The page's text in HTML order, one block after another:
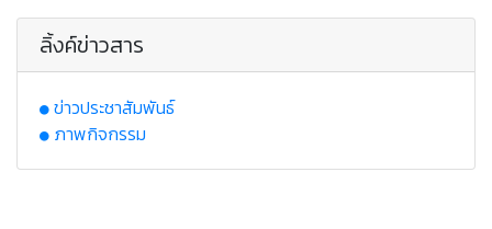
ลิ้งค์ข่าวสาร
ข่าวประชาสัมพันธ์
ภาพกิจกรรม